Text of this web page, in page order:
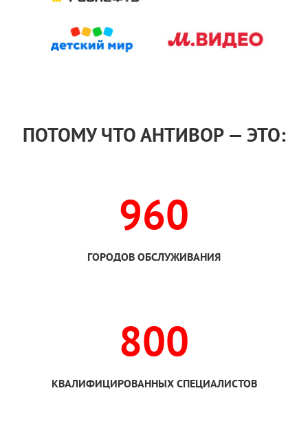
ПОТОМУ ЧТО АНТИВОР — ЭТО:
960
ГОРОДОВ ОБСЛУЖИВАНИЯ
800
КВАЛИФИЦИРОВАННЫХ СПЕЦИАЛИСТОВ